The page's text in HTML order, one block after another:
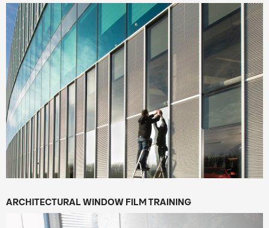
ARCHITECTURAL WINDOW FILM TRAINING